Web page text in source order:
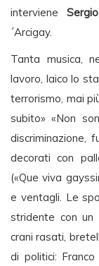
interviene
´Arcigay.
Tanta musica,
lavoro, laico lo
terrorismo, mai
subito» «Non
discriminazione,
decorati con
(«Que viva
e ventagli. Le
stridente con un
crani rasati,
di politici: